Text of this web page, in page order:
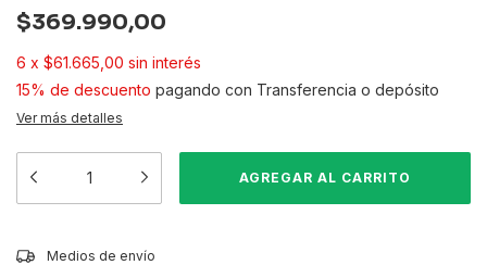
$369.990,00
6 x $61.665,00 sin interés
15% de descuento pagando con Transferencia o depósito
Ver más detalles
Entregas para el CP:
Medios de envío